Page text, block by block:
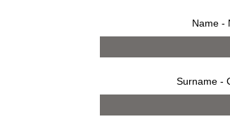
Name -
Surname -